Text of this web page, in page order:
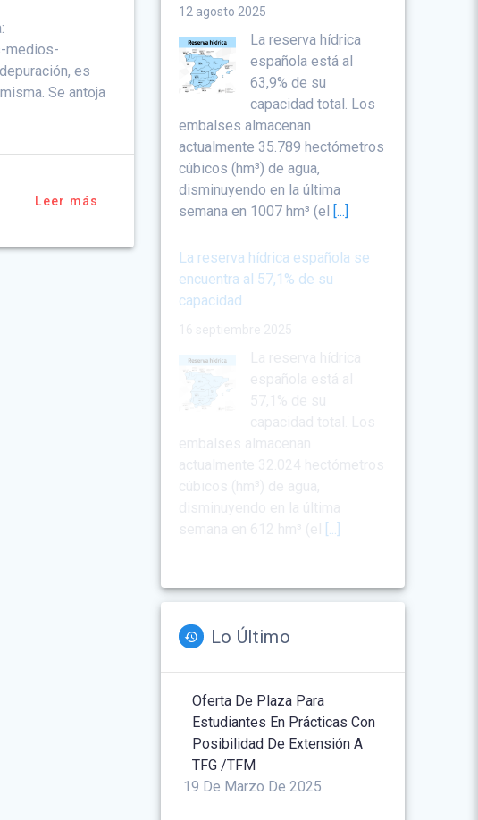
medios-
es
Se antoja
Leer más
12 agosto 2025
La reserva hídrica
española está al
63,9% de su
capacidad total. Los
embalses almacenan
actualmente 35.789 hectómetros
cúbicos (hm³) de agua,
disminuyendo en la última
semana en 1007 hm³ (el [...]
La reserva hídrica española se
encuentra al 57,1% de su
capacidad
[...]
Lo Último
Oferta De Plaza Para
Estudiantes En Prácticas Con
Posibilidad De Extensión A
TFG /TFM
19 De Marzo De 2025